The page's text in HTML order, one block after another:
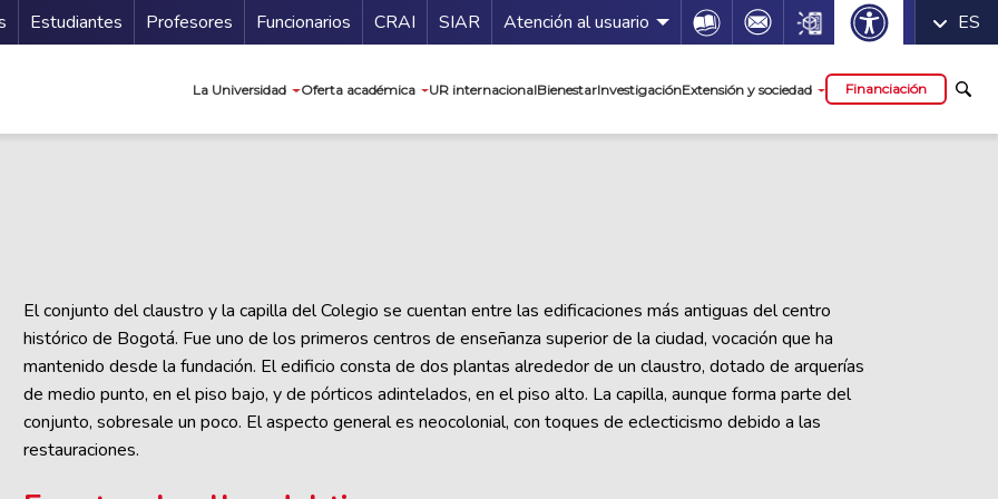
Estudiantes Profesores Funcionarios Guía de servicios
CRAI SIAR Atención al usuario Icon Icon Icon ES
La Universidad Oferta académica UR internacionalBienestarInvestigaciónExtensión y sociedad Financiación
El conjunto del claustro y la capilla del Colegio se cuentan entre las edificaciones más antiguas del centro
histórico de Bogotá. Fue uno de los primeros centros de enseñanza superior de la ciudad, vocación que ha
mantenido desde la fundación. El edificio consta de dos plantas alrededor de un claustro, dotado de arquerías
de medio punto, en el piso bajo, y de pórticos adintelados, en el piso alto. La capilla, aunque forma parte del
conjunto, sobresale un poco. El aspecto general es neocolonial, con toques de eclecticismo debido a las
restauraciones.